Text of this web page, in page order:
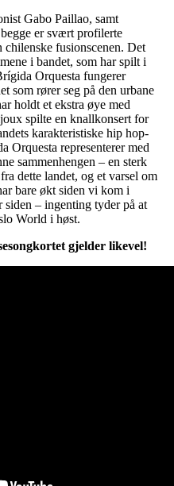
Gabo Paillao, samt
er svært profilerte
chilenske fusionscenen. Det
i bandet, som har spilt i
Orquesta fungerer
som rører seg på den urbane
holdt et ekstra øye med
spilte en knallkonsert for
karakteristiske hip hop-
Orquesta representerer med
sammenhengen – en sterk
dette landet, og et varsel om
bare økt siden vi kom i
– ingenting tyder på at
World i høst.
gjelder likevel!